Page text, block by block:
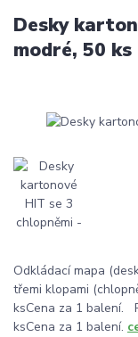
Desky
modré, 50 ks
Odkládací mapa
třemi klopami
ksCena za 1 balení.
ksCena za 1 balení.